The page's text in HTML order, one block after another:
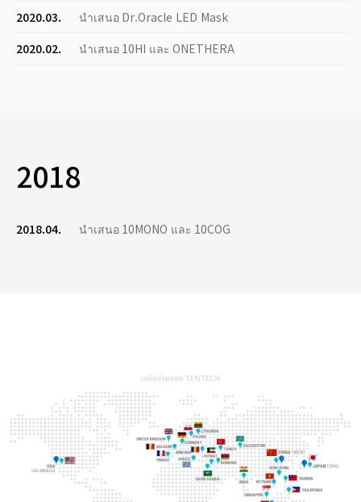
2020.03.
นำเสนอ Dr.Oracle LED Mask
2020.02.
นำเสนอ 10HI และ ONETHERA
2018
2018.04. นำเสนอ 10MONO และ 10COG